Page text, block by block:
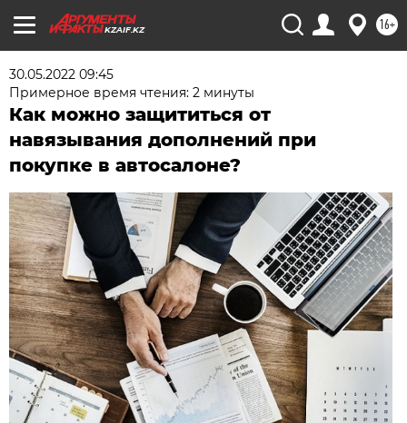
KZAIF.KZ 16+
30.05.2022 09:45
Примерное время чтения: 2 минуты
Как можно защититься от
навязывания дополнений при
покупке в автосалоне?